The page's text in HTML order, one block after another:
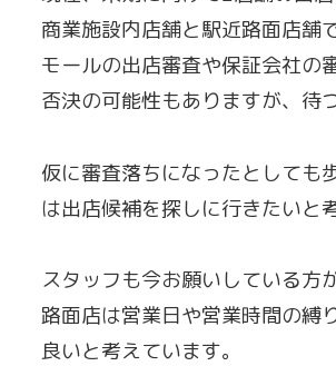
商業施設内店舗と駅近路面店舗で
モールの出店審査や保証会社の
否決の可能性もありますが、待
仮に審査落ちになったとしても
は出店候補を探しに行きたいと
スタッフも今お願いしている方
路面店は営業日や営業時間の縛
良いと考えています。